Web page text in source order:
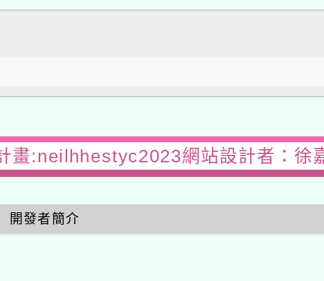
畫:neilhhestyc2023網站設計者：徐
開發者簡介